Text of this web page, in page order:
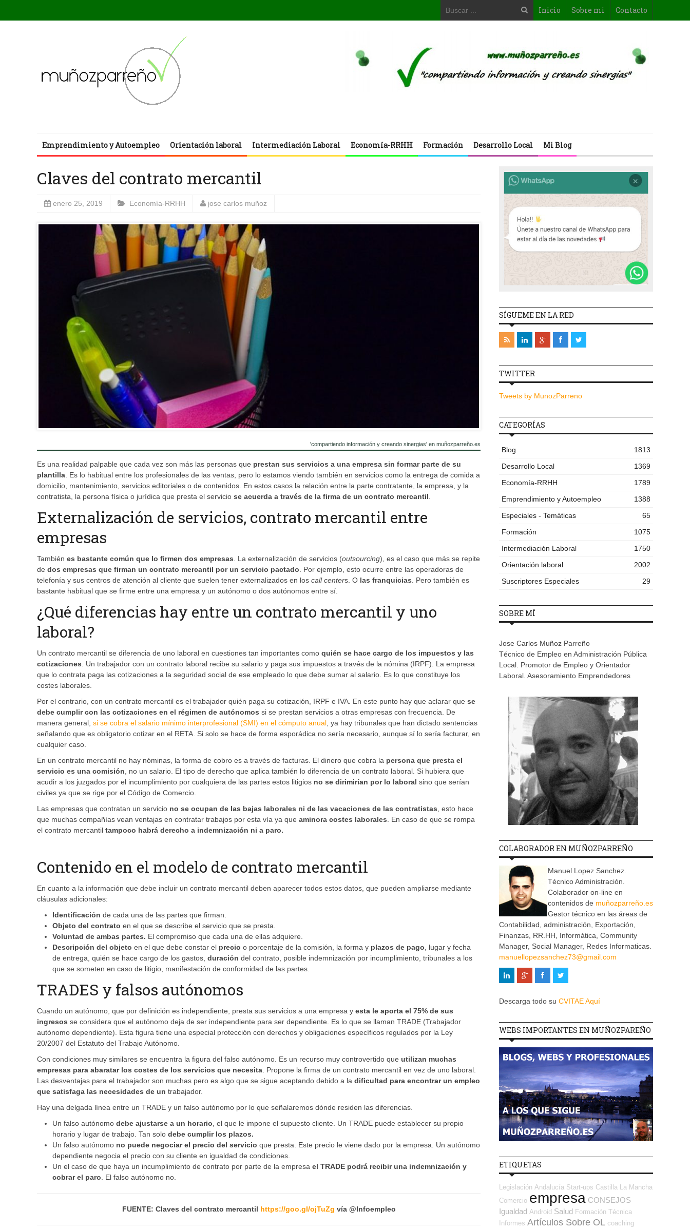
Inicio Sobre mi Contacto
Emprendimiento y Autoempleo Orientación laboral Intermediación Laboral Economía-RRHH Formación Desarrollo Local Mi Blog
Claves del contrato mercantil
enero 25, 2019 Economía-RRHH jose carlos muñoz
'compartiendo información y creando sinergias' en muñozparreño.es
Es una realidad palpable que cada vez son más las personas que prestan sus servicios a una empresa sin formar parte de su
plantilla. Es lo habitual entre los profesionales de las ventas, pero lo estamos viendo también en servicios como la entrega de comida a
domicilio, mantenimiento, servicios editoriales o de contenidos. En estos casos la relación entre la parte contratante, la empresa, y la
contratista, la persona física o jurídica que presta el servicio se acuerda a través de la firma de un contrato mercantil.
Externalización de servicios, contrato mercantil entre
empresas
También es bastante común que lo firmen dos empresas. La externalización de servicios (outsourcing), es el caso que más se repite
de dos empresas que firman un contrato mercantil por un servicio pactado. Por ejemplo, esto ocurre entre las operadoras de
telefonía y sus centros de atención al cliente que suelen tener externalizados en los call centers. O las franquicias. Pero también es
bastante habitual que se firme entre una empresa y un autónomo o dos autónomos entre sí.
¿Qué diferencias hay entre un contrato mercantil y uno
laboral?
Un contrato mercantil se diferencia de uno laboral en cuestiones tan importantes como quién se hace cargo de los impuestos y las
cotizaciones. Un trabajador con un contrato laboral recibe su salario y paga sus impuestos a través de la nómina (IRPF). La empresa
que lo contrata paga las cotizaciones a la seguridad social de ese empleado lo que debe sumar al salario. Es lo que constituye los
costes laborales.
Por el contrario, con un contrato mercantil es el trabajador quién paga su cotización, IRPF e IVA. En este punto hay que aclarar que se
debe cumplir con las cotizaciones en el régimen de autónomos si se prestan servicios a otras empresas con frecuencia. De
manera general, si se cobra el salario mínimo interprofesional (SMI) en el cómputo anual, ya hay tribunales que han dictado sentencias
señalando que es obligatorio cotizar en el RETA. Si solo se hace de forma esporádica no sería necesario, aunque sí lo sería facturar, en
cualquier caso.
En un contrato mercantil no hay nóminas, la forma de cobro es a través de facturas. El dinero que cobra la persona que presta el
servicio es una comisión, no un salario. El tipo de derecho que aplica también lo diferencia de un contrato laboral. Si hubiera que
acudir a los juzgados por el incumplimiento por cualquiera de las partes estos litigios no se dirimirían por lo laboral sino que serían
civiles ya que se rige por el Código de Comercio.
Las empresas que contratan un servicio no se ocupan de las bajas laborales ni de las vacaciones de las contratistas, esto hace
que muchas compañías vean ventajas en contratar trabajos por esta vía ya que aminora costes laborales. En caso de que se rompa
el contrato mercantil tampoco habrá derecho a indemnización ni a paro.
Contenido en el modelo de contrato mercantil
En cuanto a la información que debe incluir un contrato mercantil deben aparecer todos estos datos, que pueden ampliarse mediante
cláusulas adicionales:
Identificación de cada una de las partes que firman.
Objeto del contrato en el que se describe el servicio que se presta.
Voluntad de ambas partes. El compromiso que cada una de ellas adquiere.
Descripción del objeto en el que debe constar el precio o porcentaje de la comisión, la forma y plazos de pago, lugar y fecha
de entrega, quién se hace cargo de los gastos, duración del contrato, posible indemnización por incumplimiento, tribunales a los
que se someten en caso de litigio, manifestación de conformidad de las partes.
TRADES y falsos autónomos
Cuando un autónomo, que por definición es independiente, presta sus servicios a una empresa y esta le aporta el 75% de sus
ingresos se considera que el autónomo deja de ser independiente para ser dependiente. Es lo que se llaman TRADE (Trabajador
autónomo dependiente). Esta figura tiene una especial protección con derechos y obligaciones específicos regulados por la Ley
20/2007 del Estatuto del Trabajo Autónomo.
Con condiciones muy similares se encuentra la figura del falso autónomo. Es un recurso muy controvertido que utilizan muchas
empresas para abaratar los costes de los servicios que necesita. Propone la firma de un contrato mercantil en vez de uno laboral.
Las desventajas para el trabajador son muchas pero es algo que se sigue aceptando debido a la dificultad para encontrar un empleo
que satisfaga las necesidades de un trabajador.
Hay una delgada línea entre un TRADE y un falso autónomo por lo que señalaremos dónde residen las diferencias.
Un falso autónomo debe ajustarse a un horario, el que le impone el supuesto cliente. Un TRADE puede establecer su propio
horario y lugar de trabajo. Tan solo debe cumplir los plazos.
Un falso autónomo no puede negociar el precio del servicio que presta. Este precio le viene dado por la empresa. Un autónomo
dependiente negocia el precio con su cliente en igualdad de condiciones.
Un el caso de que haya un incumplimiento de contrato por parte de la empresa el TRADE podrá recibir una indemnización y
cobrar el paro. El falso autónomo no.
FUENTE: Claves del contrato mercantil https://goo.gl/ojTuZg vía @Infoempleo
SÍGUEME EN LA RED
TWITTER
Tweets by MunozParreno
CATEGORÍAS
Blog
1813
Desarrollo Local
1369
Economía-RRHH
1789
Emprendimiento y Autoempleo
1388
Especiales - Temáticas
65
Formación
1075
Intermediación Laboral
1750
Orientación laboral
2002
Suscriptores Especiales
29
SOBRE MÍ
Jose Carlos Muñoz Parreño
Técnico de Empleo en Administración Pública
Local. Promotor de Empleo y Orientador
Laboral. Asesoramiento Emprendedores
COLABORADOR EN MUÑOZPARREÑO
Manuel Lopez Sanchez.
Técnico Administración.
Colaborador on-line en
contenidos de muñozparreño.es
Gestor técnico en las áreas de
Contabilidad, administración, Exportación,
Finanzas, RR.HH, Informática, Community
Manager, Social Manager, Redes Informaticas.
manuellopezsanchez73@gmail.com
Descarga todo su CVITAE Aquí
WEBS IMPORTANTES EN MUÑOZPAREÑO
ETIQUETAS
Legislación Andalucía Start-ups Castilla La Mancha
Comercio empresa CONSEJOS
Igualdad Android Salud Formación Técnica
Informes Artículos Sobre OL coaching